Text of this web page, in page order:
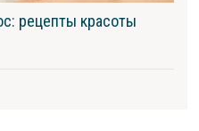
рецепты красоты